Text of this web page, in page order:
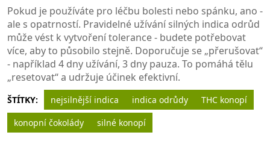
Pokud je používáte pro léčbu bolesti nebo spánku, ano -
ale s opatrností. Pravidelné užívání silných indica odrůd
může vést k vytvoření tolerance - budete potřebovat
více, aby to působilo stejně. Doporučuje se „přerušovat“
- například 4 dny užívání, 3 dny pauza. To pomáhá tělu
„resetovat“ a udržuje účinek efektivní.
ŠTÍTKY: nejsilnější indica indica odrůdy
THC konopí
konopní čokolády
silné konopí